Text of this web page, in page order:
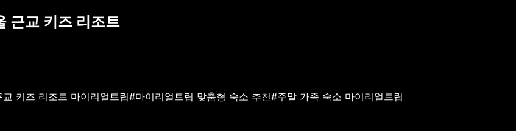
근교 키즈 리조트
교 키즈 리조트 마이리얼트립#마이리얼트립 맞춤형 숙소 추천#주말 가족 숙소 마이리얼트립